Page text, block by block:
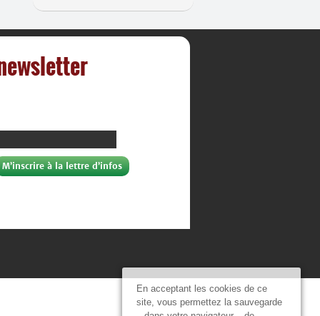
En acceptant les cookies de ce
site, vous permettez la sauvegarde